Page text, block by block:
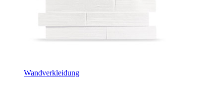
Wandverkleidung